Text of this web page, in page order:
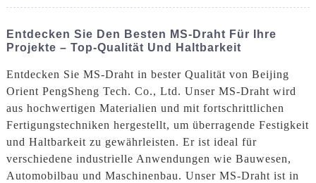
Entdecken Sie Den Besten MS-Draht Für Ihre
Projekte – Top-Qualität Und Haltbarkeit
Entdecken Sie MS-Draht in bester Qualität von Beijing
Orient PengSheng Tech. Co., Ltd. Unser MS-Draht wird
aus hochwertigen Materialien und mit fortschrittlichen
Fertigungstechniken hergestellt, um überragende Festigkeit
und Haltbarkeit zu gewährleisten. Er ist ideal für
verschiedene industrielle Anwendungen wie Bauwesen,
Automobilbau und Maschinenbau. Unser MS-Draht ist in